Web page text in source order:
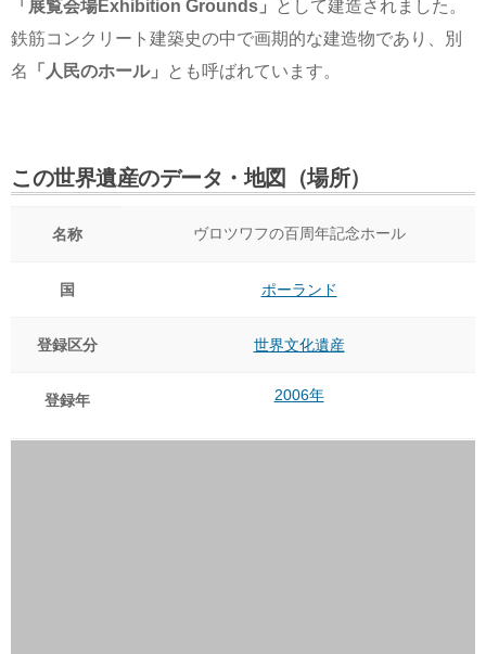
「展覧会場Exhibition Grounds」
として建造されました。
鉄筋コンクリート建築史の中で画期的な建造物であり、別
名
「人民のホール」 とも呼ばれています。
この世界遺産のデータ・地図（場所）
名称 ヴロツワフの百周年記念ホール
国 ポーランド
登録区分 世界文化遺産
登録年 2006年